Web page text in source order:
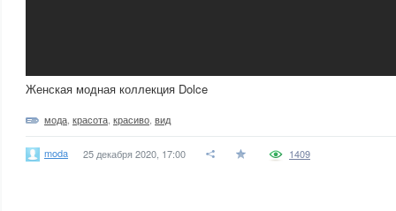
Женская модная коллекция Dolce
мода красота красиво вид
moda 25 декабря 2020, 17:00 1409